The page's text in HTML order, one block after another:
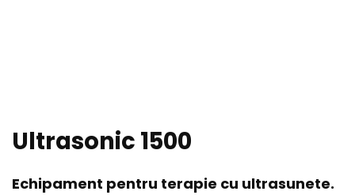
Ultrasonic 1500
Echipament pentru terapie cu ultrasunete.